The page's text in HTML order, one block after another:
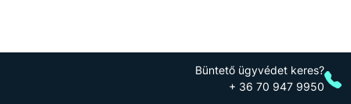
Büntető ügyvédet keres?
+ 36 70 947 9950